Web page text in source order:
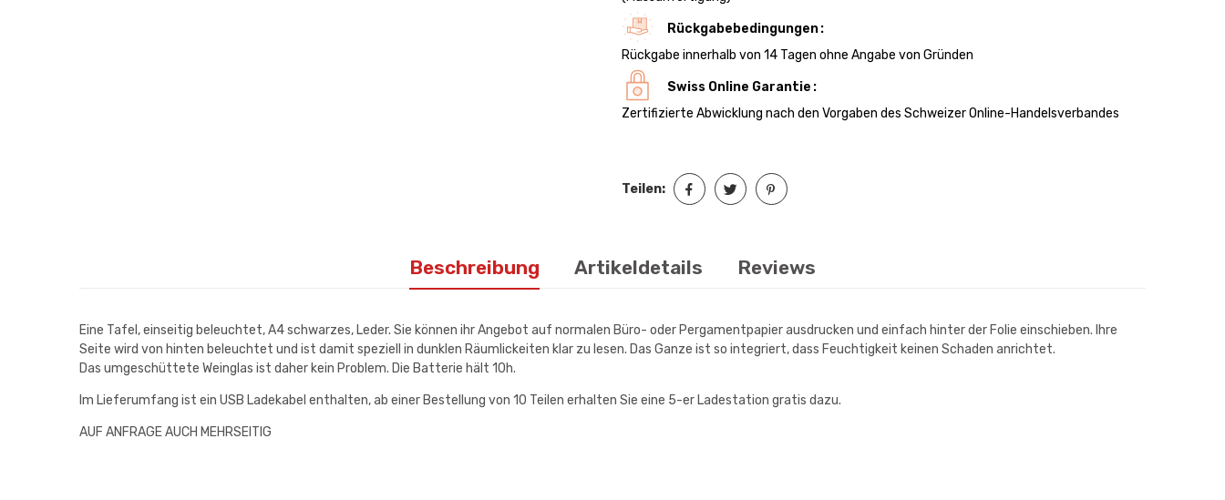
Rückgabebedingungen
Rückgabe innerhalb von 14 Tagen ohne Angabe von Gründen
Swiss Online Garantie
Zertifizierte Abwicklung nach den Vorgaben des Schweizer Online-Handelsverbandes
Teilen:
Beschreibung Artikeldetails Reviews
Eine Tafel, einseitig beleuchtet, A4 schwarzes, Leder. Sie können ihr Angebot auf normalen Büro- oder Pergamentpapier ausdrucken und einfach hinter der Folie einschieben. Ihre
Seite wird von hinten beleuchtet und ist damit speziell in dunklen Räumlickeiten klar zu lesen. Das Ganze ist so integriert, dass Feuchtigkeit keinen Schaden anrichtet.
Das umgeschüttete Weinglas ist daher kein Problem. Die Batterie hält 10h.
Im Lieferumfang ist ein USB Ladekabel enthalten, ab einer Bestellung von 10 Teilen erhalten Sie eine 5-er Ladestation gratis dazu.
AUF ANFRAGE AUCH MEHRSEITIG